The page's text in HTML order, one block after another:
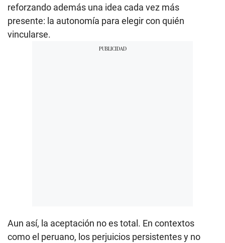
reforzando además una idea cada vez más
presente: la autonomía para elegir con quién
vincularse.
Aun así, la aceptación no es total. En contextos
como el peruano, los perjuicios persistentes y no